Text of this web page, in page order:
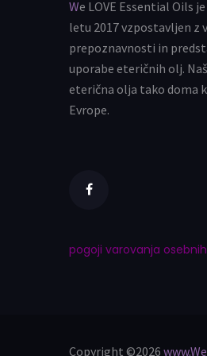
We LOVE Essential Oils je portal eteričnih olj, ki je bil v
letu 2017 vzpostavljen z
prepoznavnosti in
uporabe eteričnih olj.
eterična olja tako doma
Evrope.
pogoji varovanja
Copyright ©2026